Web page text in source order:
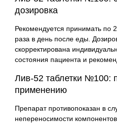
дозировка
Рекомендуется принимать по
раза в день после еды.
скорректирована
состояния пациента и
Лив-52 таблетки №100:
применению
Препарат противопоказан в
непереносимости